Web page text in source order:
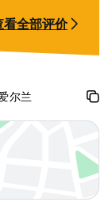
看全部评价
尔兰